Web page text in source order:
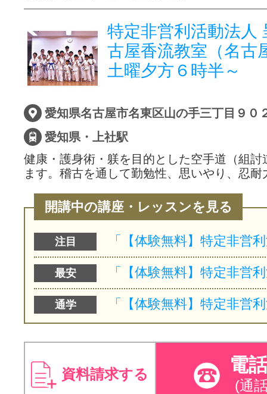
特定非営利活動法人
古屋香流教室（名古
土曜夕方６時半～
愛知県・上社駅
健康・護身術・躾を目的とした空手道（組討
ます。稽古を通して勤勉性、思いやり、忍
開講中の講座・レッスンを見る
注目
最安
通学
資料請求する 電
(通